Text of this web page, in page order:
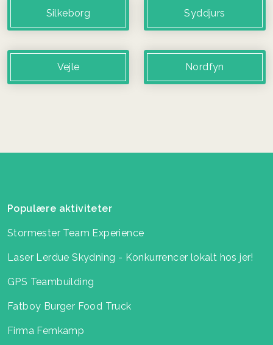
Silkeborg Syddjurs
Vejle Nordfyn
Populære aktiviteter
Stormester Team Experience
Laser Lerdue Skydning - Konkurrencer lokalt hos jer!
GPS Teambuilding
Fatboy Burger Food Truck
Firma Femkamp